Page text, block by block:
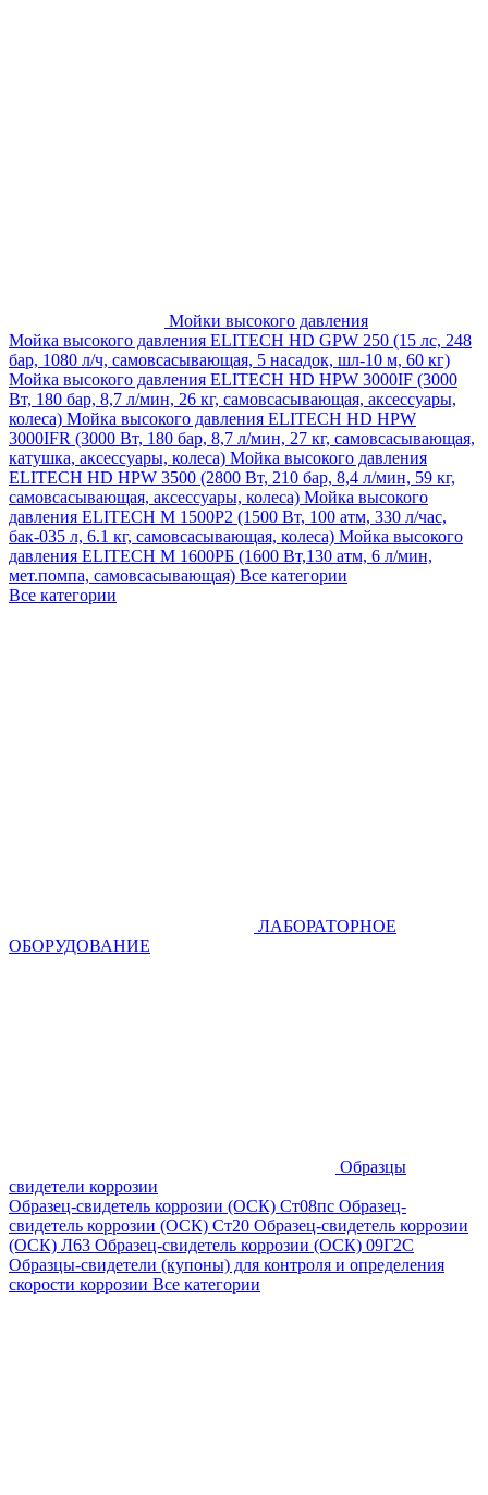
Мойки высокого давления
Мойка высокого давления ELITECH HD GPW 250 (15 лс, 248
бар, 1080 л/ч, самовсасывающая, 5 насадок, шл-10 м, 60 кг)
Мойка высокого давления ELITECH HD HPW 3000IF (3000
Вт, 180 бар, 8,7 л/мин, 26 кг, самовсасывающая, аксессуары,
колеса) Мойка высокого давления ELITECH HD HPW
3000IFR (3000 Вт, 180 бар, 8,7 л/мин, 27 кг, самовсасывающая,
катушка, аксессуары, колеса) Мойка высокого давления
ELITECH HD HPW 3500 (2800 Вт, 210 бар, 8,4 л/мин, 59 кг,
самовсасывающая, аксессуары, колеса) Мойка высокого
давления ELITECH M 1500P2 (1500 Вт, 100 атм, 330 л/час,
бак-035 л, 6.1 кг, самовсасывающая, колеса) Мойка высокого
давления ELITECH М 1600РБ (1600 Вт,130 атм, 6 л/мин,
мет.помпа, самовсасывающая) Все категории
Все категории
ЛАБОРАТОРНОЕ
ОБОРУДОВАНИЕ
Образцы
свидетели коррозии
Образец-свидетель коррозии (ОСК) Ст08пс Образец-
свидетель коррозии (ОСК) Ст20 Образец-свидетель коррозии
(ОСК) Л63 Образец-свидетель коррозии (ОСК) 09Г2С
Образцы-свидетели (купоны) для контроля и определения
скорости коррозии Все категории